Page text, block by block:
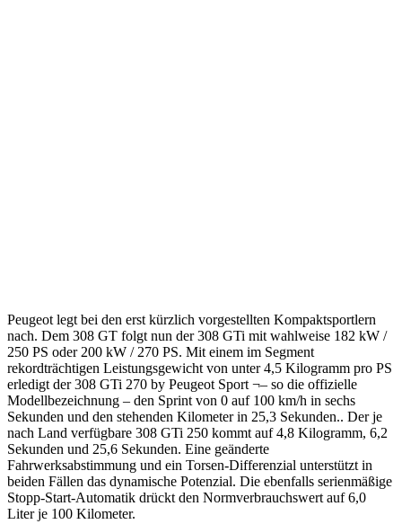
Peugeot legt bei den erst kürzlich vorgestellten Kompaktsportlern
nach. Dem 308 GT folgt nun der 308 GTi mit wahlweise 182 kW /
250 PS oder 200 kW / 270 PS. Mit einem im Segment
rekordträchtigen Leistungsgewicht von unter 4,5 Kilogramm pro PS
erledigt der 308 GTi 270 by Peugeot Sport ¬– so die offizielle
Modellbezeichnung – den Sprint von 0 auf 100 km/h in sechs
Sekunden und den stehenden Kilometer in 25,3 Sekunden.. Der je
nach Land verfügbare 308 GTi 250 kommt auf 4,8 Kilogramm, 6,2
Sekunden und 25,6 Sekunden. Eine geänderte
Fahrwerksabstimmung und ein Torsen-Differenzial unterstützt in
beiden Fällen das dynamische Potenzial. Die ebenfalls serienmäßige
Stopp-Start-Automatik drückt den Normverbrauchswert auf 6,0
Liter je 100 Kilometer.